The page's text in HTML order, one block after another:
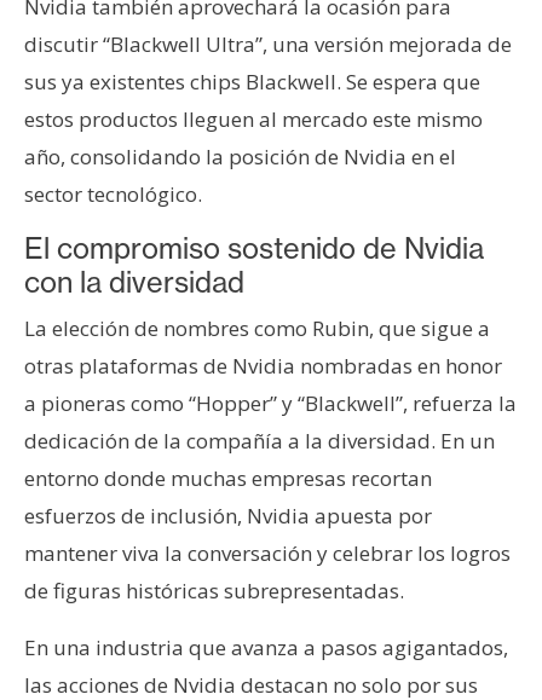
Nvidia también aprovechará la ocasión para
discutir “Blackwell Ultra”, una versión mejorada de
sus ya existentes chips Blackwell. Se espera que
estos productos lleguen al mercado este mismo
año, consolidando la posición de Nvidia en el
sector tecnológico.
El compromiso sostenido de Nvidia
con la diversidad
La elección de nombres como Rubin, que sigue a
otras plataformas de Nvidia nombradas en honor
a pioneras como “Hopper” y “Blackwell”, refuerza la
dedicación de la compañía a la diversidad. En un
entorno donde muchas empresas recortan
esfuerzos de inclusión, Nvidia apuesta por
mantener viva la conversación y celebrar los logros
de figuras históricas subrepresentadas.
En una industria que avanza a pasos agigantados,
las acciones de Nvidia destacan no solo por sus